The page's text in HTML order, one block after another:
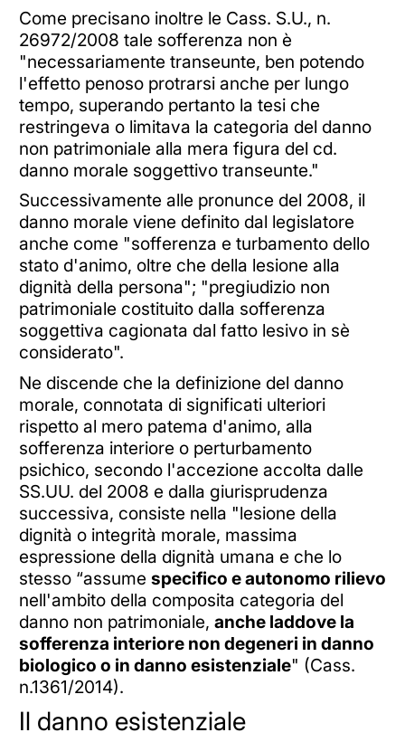
Come precisano inoltre le Cass. S.U., n.
26972/2008 tale sofferenza non è
"necessariamente transeunte, ben potendo
l'effetto penoso protrarsi anche per lungo
tempo, superando pertanto la tesi che
restringeva o limitava la categoria del danno
non patrimoniale alla mera figura del cd.
danno morale soggettivo transeunte."
Successivamente alle pronunce del 2008, il
danno morale viene definito dal legislatore
anche come "sofferenza e turbamento dello
stato d'animo, oltre che della lesione alla
dignità della persona"; "pregiudizio non
patrimoniale costituito dalla sofferenza
soggettiva cagionata dal fatto lesivo in sè
considerato".
Ne discende che la definizione del danno
morale, connotata di significati ulteriori
rispetto al mero patema d'animo, alla
sofferenza interiore o perturbamento
psichico, secondo l'accezione accolta dalle
SS.UU. del 2008 e dalla giurisprudenza
successiva, consiste nella "lesione della
dignità o integrità morale, massima
espressione della dignità umana e che lo
stesso “assume specifico e autonomo rilievo
nell'ambito della composita categoria del
danno non patrimoniale, anche laddove la
sofferenza interiore non degeneri in danno
biologico o in danno esistenziale" (Cass.
n.1361/2014).
Il danno esistenziale